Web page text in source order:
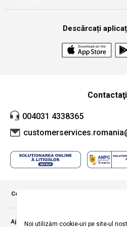
Descărcați
Companie
Politica privind utilizarea modulelor de tip cookie
Ajutor
004031 4338365